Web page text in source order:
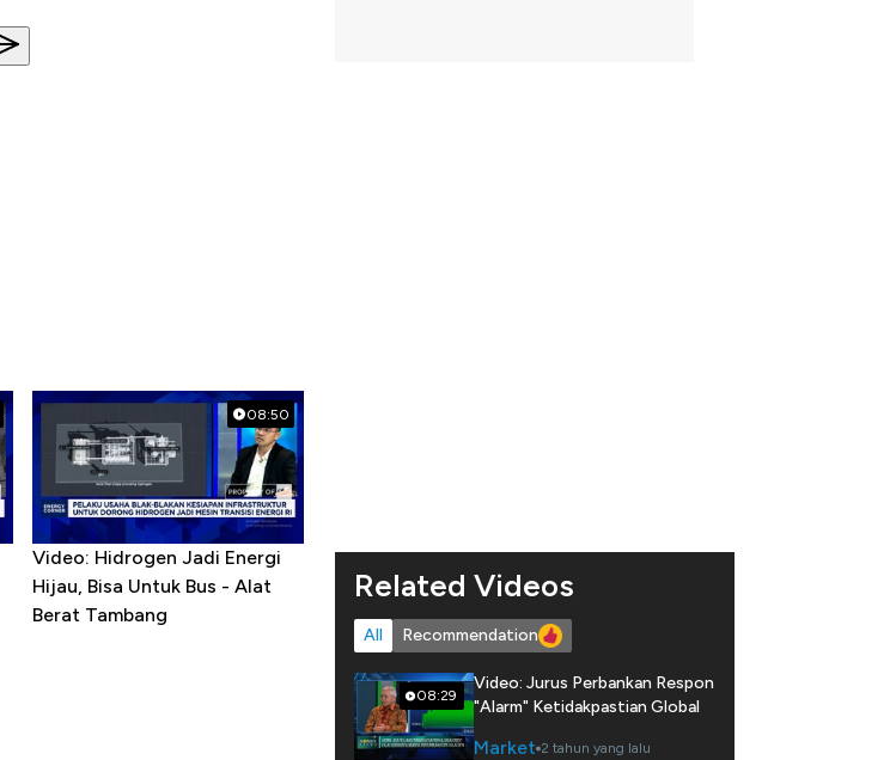
08:50
Video: Hidrogen Jadi Energi
Hijau, Bisa Untuk Bus - Alat
Berat Tambang
Related Videos
All Recommendation
08:29
Video: Jurus Perbankan Respon
"Alarm" Ketidakpastian Global
Market 2 tahun yang lalu